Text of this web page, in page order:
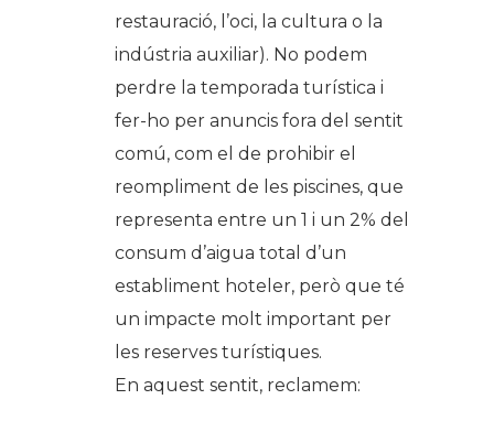
restauració, l’oci, la cultura o la
indústria auxiliar). No podem
perdre la temporada turística i
fer-ho per anuncis fora del sentit
comú, com el de prohibir el
reompliment de les piscines, que
representa entre un 1 i un 2% del
consum d’aigua total d’un
establiment hoteler, però que té
un impacte molt important per
les reserves turístiques.
En aquest sentit, reclamem: